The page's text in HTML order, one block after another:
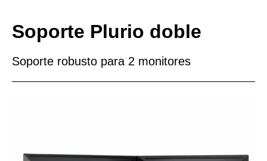
Soporte Plurio doble
Soporte robusto para 2 monitores